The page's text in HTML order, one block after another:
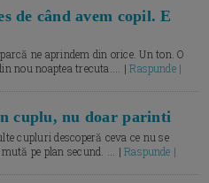
de când avem copil. E
ne aprindem din orice. Un ton. O
nou noaptea trecuta.... |Raspunde |
cuplu, nu doar parinti
cupluri descoperă ceva ce nu se
mută pe plan secund. ... |Raspunde |